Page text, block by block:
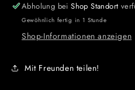
Abholung beiShop Standort
Gewöhnlich fertig in 1 Stunde
Shop-Informationen anzeigen
Mit Freunden teilen!